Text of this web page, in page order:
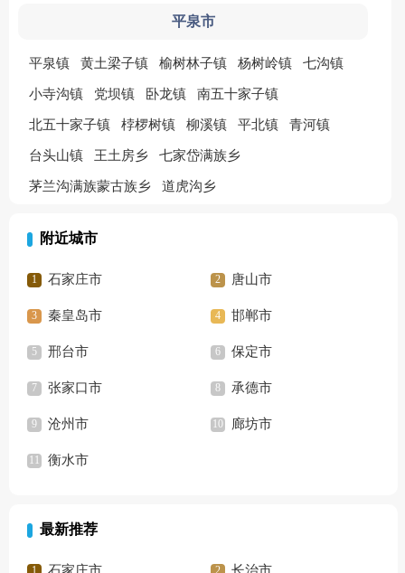
平泉市
平泉镇 黄土梁子镇 榆树林子镇 杨树岭镇 七沟镇
小寺沟镇 党坝镇 卧龙镇 南五十家子镇
北五十家子镇 桲椤树镇 柳溪镇 平北镇 青河镇
台头山镇 王土房乡 七家岱满族乡
茅兰沟满族蒙古族乡 道虎沟乡
附近城市
石家庄市 唐山市
秦皇岛市 邯郸市
邢台市 保定市
张家口市 承德市
沧州市 廊坊市
衡水市
最新推荐